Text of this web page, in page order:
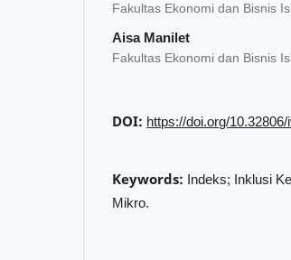
Fakultas Ekonomi dan Bisnis
Aisa Manilet
Fakultas Ekonomi dan Bisnis
DOI: https://doi.org/
Keywords: Indeks; Inklusi
Mikro.